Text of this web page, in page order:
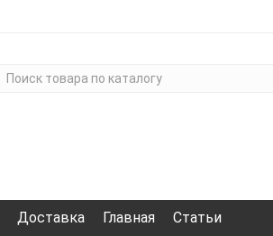
Доставка Главная Статьи